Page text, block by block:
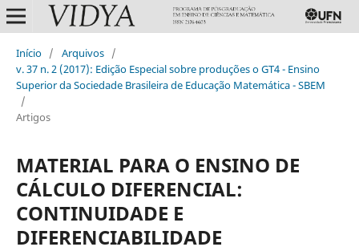
Início / Arquivos /
v. 37 n. 2 (2017): Edição Especial sobre produções o GT4 - Ensino
Superior da Sociedade Brasileira de Educação Matemática - SBEM
/
Artigos
MATERIAL PARA O ENSINO DE
CÁLCULO DIFERENCIAL:
CONTINUIDADE E
DIFERENCIABILIDADE